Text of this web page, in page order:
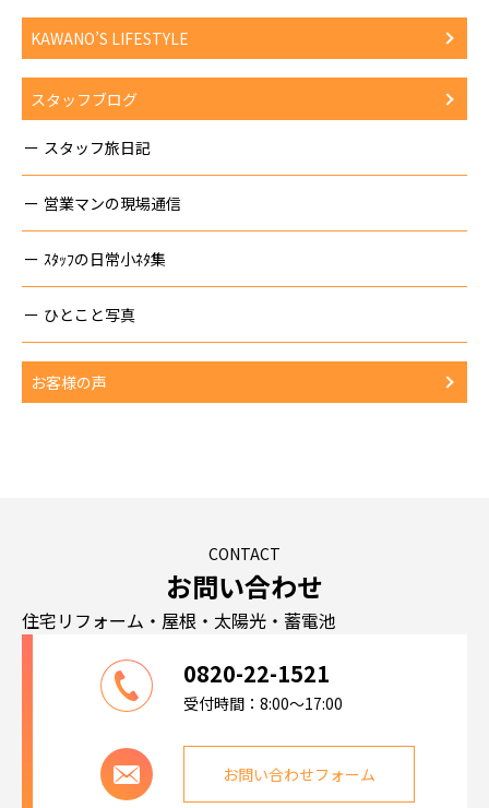
KAWANO’S LIFESTYLE
スタッフブログ
スタッフ旅日記
営業マンの現場通信
ｽﾀｯﾌの日常小ﾈﾀ集
ひとこと写真
お客様の声
CONTACT
お問い合わせ
住宅リフォーム・屋根・太陽光・蓄電池
0820-22-1521
受付時間：8:00～17:00
お問い合わせフォーム